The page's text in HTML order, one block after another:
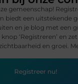
gemeenschap!
biedt een uitstekende
en je blog met een
‘Registreren’ en
en groei.
Registreer nu!